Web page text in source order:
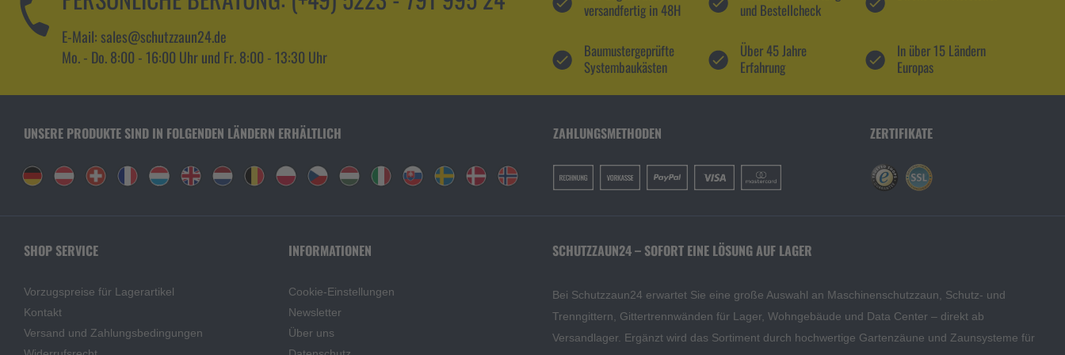
E-Mail: sales@schutzzaun24.de
Mo. - Do. 8:00 - 16:00 Uhr und Fr. 8:00 - 13:30 Uhr
versandfertig in 48H
und Bestellcheck
Baumustergeprüfte
Systembaukästen
Über 45 Jahre
Erfahrung
In über 15 Ländern
Europas
UNSERE PRODUKTE SIND IN FOLGENDEN LÄNDERN ERHÄLTLICH ZAHLUNGSMETHODEN ZERTIFIKATE
SHOP SERVICE
Vorzugspreise für Lagerartikel
Kontakt
Versand und Zahlungsbedingungen
INFORMATIONEN
Cookie-Einstellungen
Newsletter
Über uns
SCHUTZZAUN24 – SOFORT EINE LÖSUNG AUF LAGER
Bei Schutzzaun24 erwartet Sie eine große Auswahl an Maschinenschutzzaun, Schutz- und
Trenngittern, Gittertrennwänden für Lager, Wohngebäude und Data Center – direkt ab
Versandlager. Ergänzt wird das Sortiment durch hochwertige Gartenzäune und Zaunsysteme für